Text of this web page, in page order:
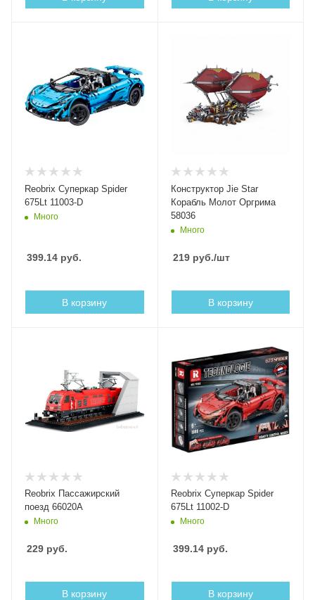
Reobrix Суперкар Spider
675Lt 11003-D
Много
399.14 руб.
В корзину
Конструктор Jie Star
Корабль Молот Оргрима
58036
Много
219руб./шт
В корзину
Reobrix Пассажирский
поезд 66020A
Много
229 руб.
В корзину
Reobrix Суперкар Spider
675Lt 11002-D
Много
399.14руб.
В корзину